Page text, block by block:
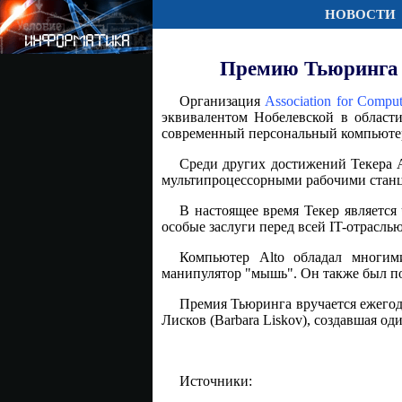
НОВОСТИ
Премию Тьюринга
Организация Association for
эквивалентом Нобелевской в
современный персональный
Среди других достижений Текера
мультипроцессорными рабочими
В настоящее время Текер
особые заслуги перед всей IT-
Компьютер Alto обладал
манипулятор "мышь". Он также был
Премия Тьюринга вручается
Лисков (Barbara Liskov), создавшая
Источники: